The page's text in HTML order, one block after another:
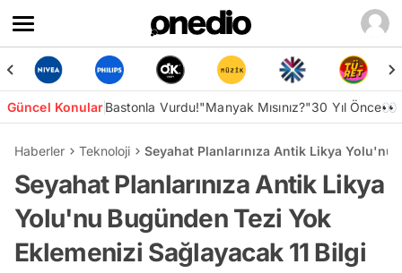
Güncel KonularBastonla Vurdu!"Manyak Mısınız?"30 Yıl Önce👀
Haberler Teknoloji Seyahat Planlarınıza Antik Likya Yolu'nu
Seyahat Planlarınıza Antik Likya
Yolu'nu Bugünden Tezi Yok
Eklemenizi Sağlayacak 11 Bilgi